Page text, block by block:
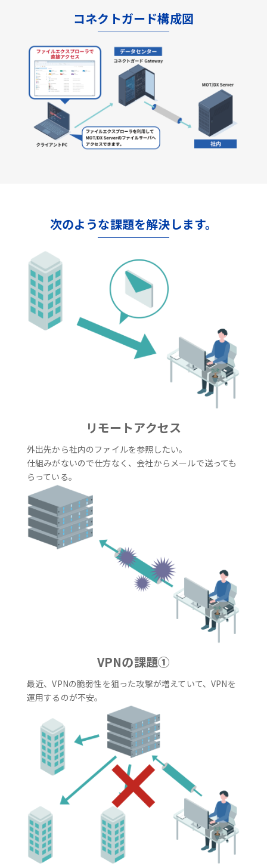
コネクトガード構成図
次のような課題を解決します。
リモートアクセス
外出先から社内のファイルを参照したい。
仕組みがないので仕方なく、会社からメールで送っても
らっている。
VPNの課題①
最近、VPNの脆弱性を狙った攻撃が増えていて、VPNを
運用するのが不安。